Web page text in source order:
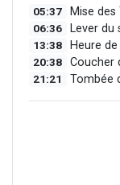
05:37 Mise des
06:36 Lever du
13:38 Heure
20:38 Coucher
21:21 Tombée